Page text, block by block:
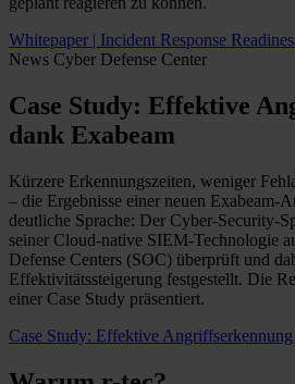
Whitepaper | Incident Response
News Cyber Defense Center
Case Study: Effektive
dank Exabeam
Kürzere Erkennungszeiten, weniger
– die Ergebnisse einer neuen Exabeam-
deutliche Sprache: Der Cyber-Security-
seiner Cloud-native SIEM-Technologie
Defense Centers (SOC) überprüft und
Effektivitätssteigerung festgestellt. Die
einer Case Study präsentiert.
Case Study: Effektive